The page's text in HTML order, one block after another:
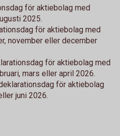
för aktiebolag med
2025.
för aktiebolag med
november eller december
för aktiebolag med
mars eller april 2026.
för aktiebolag
juni 2026.